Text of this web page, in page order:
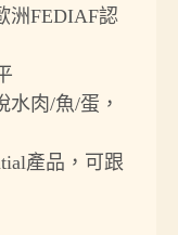
洲FEDIAF認
肉/魚/蛋，
產品，可跟